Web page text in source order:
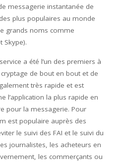
messagerie instantanée de
plus populaires au monde
grands noms comme
Skype).
a été l’un des premiers à
de bout en bout et de
très rapide et est
l’application la plus rapide en
pour la messagerie. Pour
est populaire auprès des
le suivi des FAI et le suivi du
journalistes, les acheteurs en
les commerçants ou